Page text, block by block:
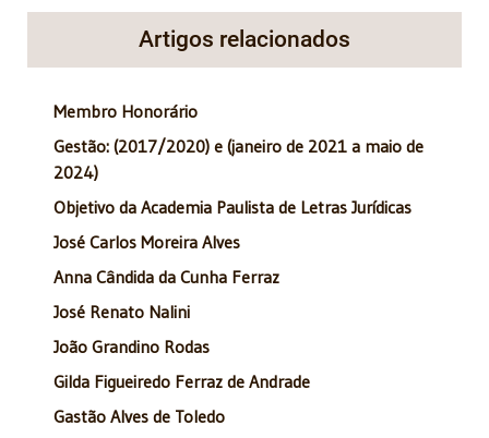
Artigos relacionados
Membro Honorário
Gestão: (2017/2020) e (janeiro de 2021 a maio de
2024)
Objetivo da Academia Paulista de Letras Jurídicas
José Carlos Moreira Alves
Anna Cândida da Cunha Ferraz
José Renato Nalini
João Grandino Rodas
Gilda Figueiredo Ferraz de Andrade
Gastão Alves de Toledo